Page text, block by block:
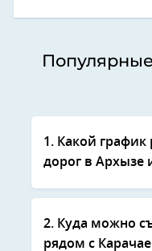
1. Какой
дорог в Архызе
2. Куда можно
рядом с